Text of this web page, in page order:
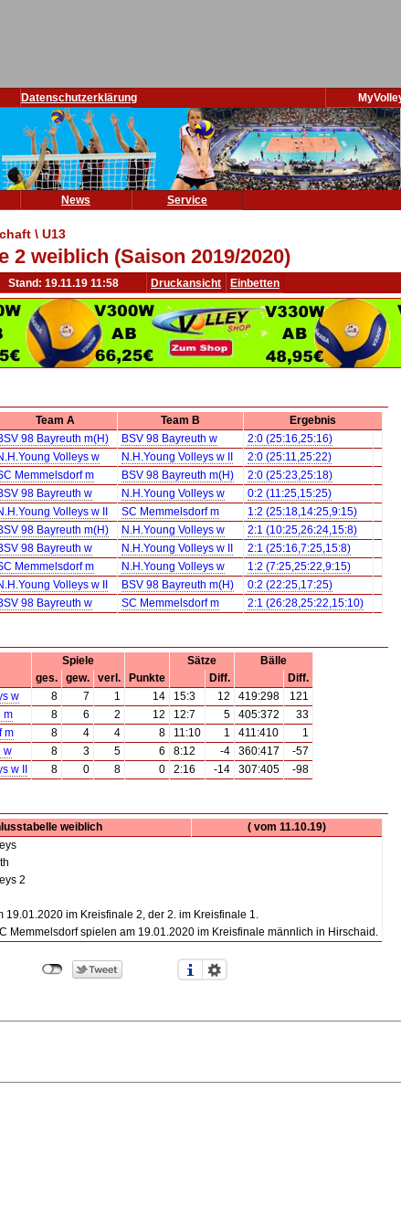
Datenschutzerklärung
News
Service
\ U13
2 weiblich (Saison 2019/2020)
Stand: 19.11.19 11:58 Druckansicht Einbetten
Team A Team B
Ergebnis
98 Bayreuth m(H) BSV 98 Bayreuth w
2:0 (25:16,25:16)
Volleys w N.H.Young Volleys w II
2:0 (25:11,25:22)
Memmelsdorf m BSV 98 Bayreuth m(H)
2:0 (25:23,25:18)
98 Bayreuth w N.H.Young Volleys w
0:2 (11:25,15:25)
Volleys w II SC Memmelsdorf m
1:2 (25:18,14:25,9:15)
98 Bayreuth m(H) N.H.Young Volleys w
2:1 (10:25,26:24,15:8)
98 Bayreuth w N.H.Young Volleys w II
2:1 (25:16,7:25,15:8)
Memmelsdorf m N.H.Young Volleys w
1:2 (7:25,25:22,9:15)
Volleys w II BSV 98 Bayreuth m(H)
0:2 (22:25,17:25)
98 Bayreuth w SC Memmelsdorf m 2:1 (26:28,25:22,15:10)
Spiele Sätze
Bälle
ges. gew. verl. Punkte Diff.
Diff.
w 8 7 1 14 15:3 12 419:298
121
m 8 6 2 12 12:7 5 405:372
33
m 8 4 4 8 11:10 1 411:410
1
w 8 3 5 6 8:12 -4 360:417
-57
w II 8 0 8 0 2:16 -14 307:405 -98
weiblich
( vom 11.10.19)
2
19.01.2020 im Kreisfinale 2, der 2. im Kreisfinale 1.
Memmelsdorf spielen am 19.01.2020 im Kreisfinale männlich in Hirschaid.